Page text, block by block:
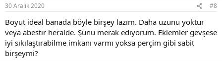
s
30 Aralık 2020 #8
Boyut ideal banada böyle birşey lazım. Daha uzunu yoktur
veya abestir heralde. Şunu merak ediyorum. Eklemler gevşese
iyi sıkılaştırabilme imkanı varmı yoksa perçim gibi sabit
birşeymi?